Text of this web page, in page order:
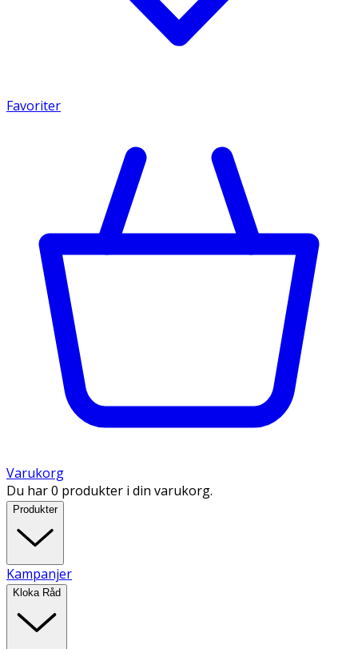
Favoriter
Varukorg
Du har 0 produkter i din varukorg.
Produkter
Kampanjer
Kloka Råd